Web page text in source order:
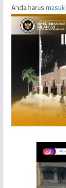
Anda harusmasuk